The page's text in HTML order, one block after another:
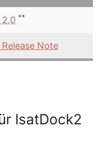
2.0 **
Note
IsatDock2